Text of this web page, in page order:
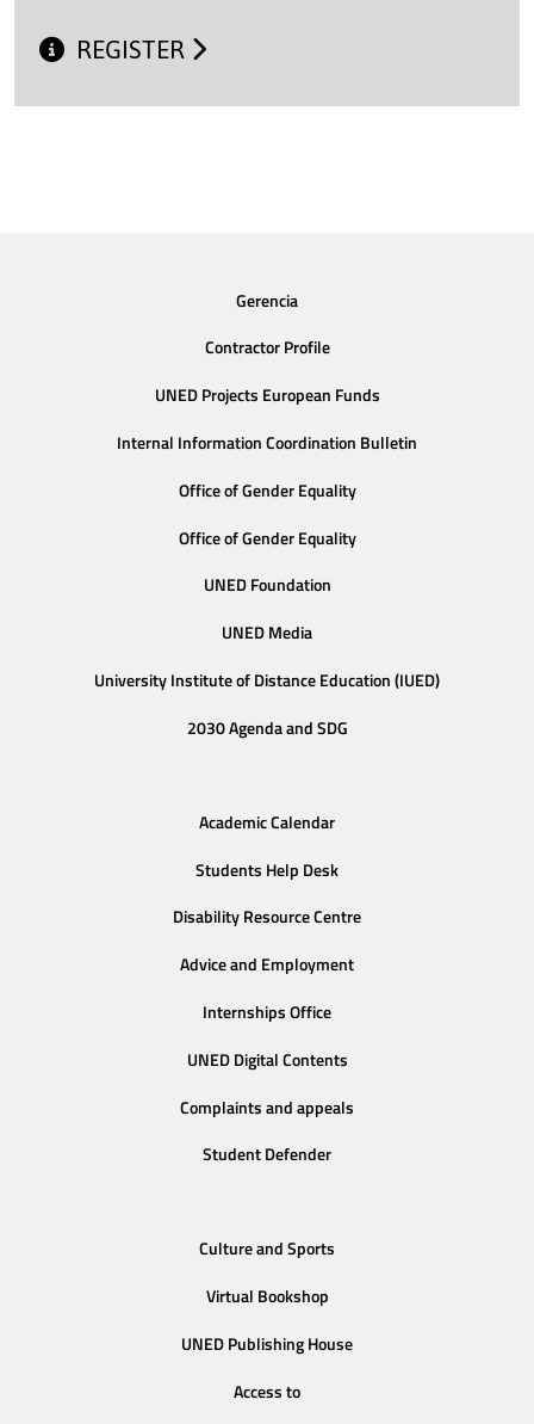
REGISTER
Gerencia
Contractor Profile
UNED Projects European Funds
Internal Information Coordination Bulletin
Office of Gender Equality
Office of Gender Equality
UNED Foundation
UNED Media
University Institute of Distance Education (IUED)
2030 Agenda and SDG
Academic Calendar
Students Help Desk
Disability Resource Centre
Advice and Employment
Internships Office
UNED Digital Contents
Complaints and appeals
Student Defender
Culture and Sports
Virtual Bookshop
UNED Publishing House
Access to